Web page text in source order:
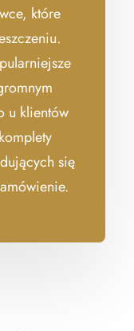
które
u klientów
się